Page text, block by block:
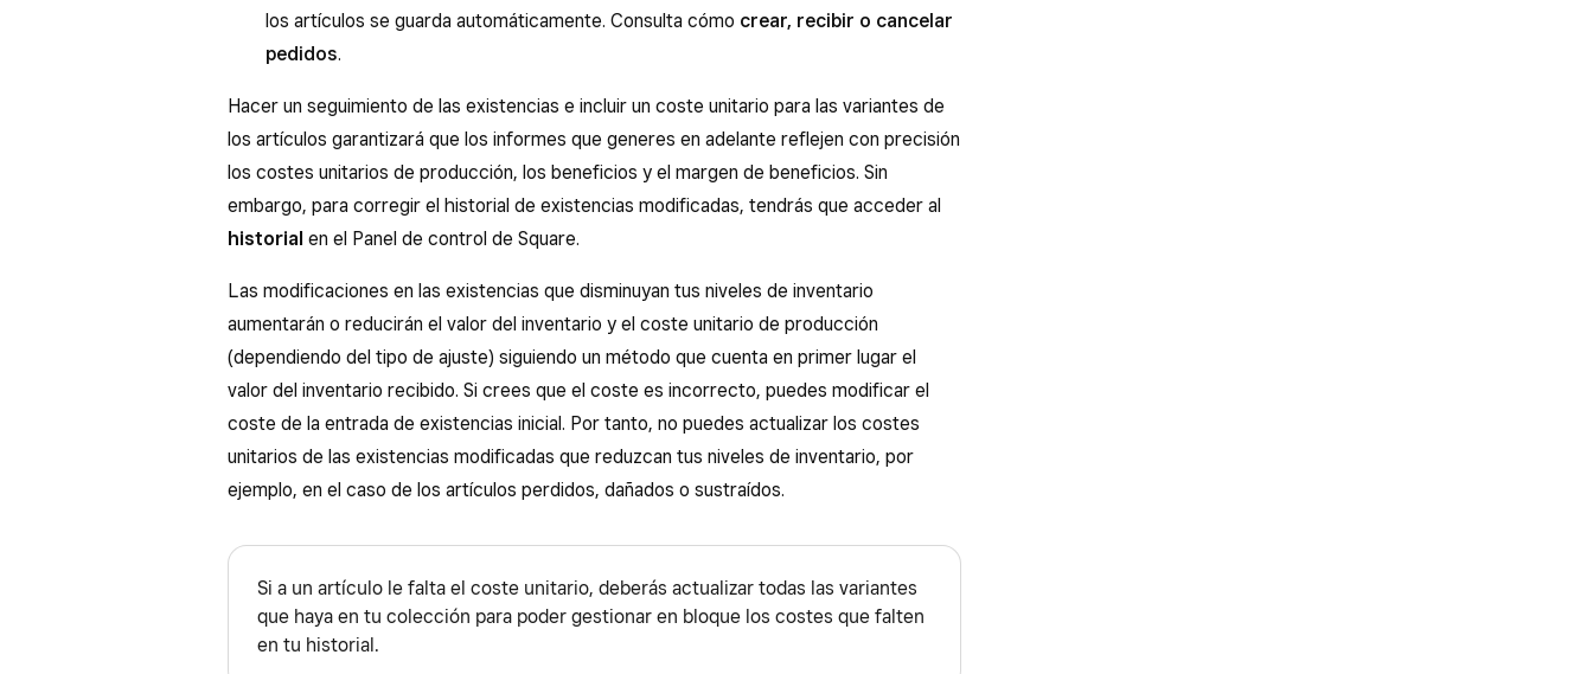
los artículos se guarda automáticamente. Consulta cómo crear, recibir o cancelar
pedidos.
Hacer un seguimiento de las existencias e incluir un coste unitario para las variantes de
los artículos garantizará que los informes que generes en adelante reflejen con precisión
los costes unitarios de producción, los beneficios y el margen de beneficios. Sin
embargo, para corregir el historial de existencias modificadas, tendrás que acceder al
historial en el Panel de control de Square.
Las modificaciones en las existencias que disminuyan tus niveles de inventario
aumentarán o reducirán el valor del inventario y el coste unitario de producción
(dependiendo del tipo de ajuste) siguiendo un método que cuenta en primer lugar el
valor del inventario recibido. Si crees que el coste es incorrecto, puedes modificar el
coste de la entrada de existencias inicial. Por tanto, no puedes actualizar los costes
unitarios de las existencias modificadas que reduzcan tus niveles de inventario, por
ejemplo, en el caso de los artículos perdidos, dañados o sustraídos.
Si a un artículo le falta el coste unitario, deberás actualizar todas las variantes
que haya en tu colección para poder gestionar en bloque los costes que falten
en tu historial.